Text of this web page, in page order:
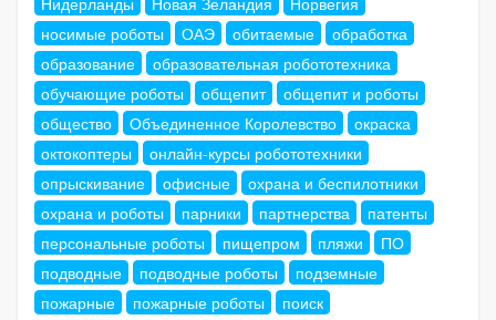
носимые роботы
ОАЭ обитаемые
обработка
образование
образовательная робототехника
обучающие роботы
общепит
общепит и роботы
общество
Объединенное Королевство
окраска
октокоптеры
онлайн-курсы робототехники
опрыскивание
офисные
охрана и беспилотники
охрана и роботы
парники партнерства
патенты
персональные роботы
пищепром пляжи
ПО
подводные
подводные роботы
подземные
пожарные
пожарные роботы
поиск